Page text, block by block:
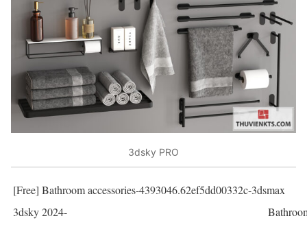
3dsky PRO
[Free] Bathroom accessories-4393046.62ef5dd00332c-3dsmax
3dsky 2024-